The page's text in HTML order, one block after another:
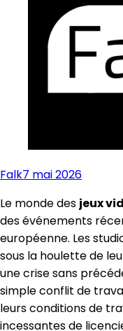
Falk7 mai 2026
Le monde des jeux
des événements
européenne. Les
sous la houlette de
une crise sans
simple conflit de
leurs conditions de
incessantes de